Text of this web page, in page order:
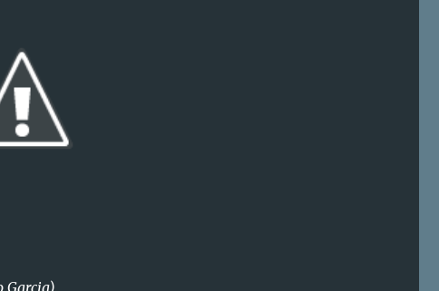
Garcia)